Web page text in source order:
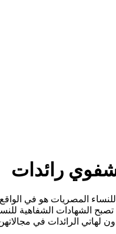
رائدات
المصريات هو في
الشهادات الشفاهية
لهاتي الرائدات في